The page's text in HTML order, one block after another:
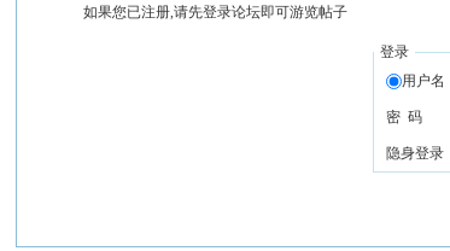
如果您已注册,请先登录论坛即可游览帖子
登录
用户名
密 码
隐身登录